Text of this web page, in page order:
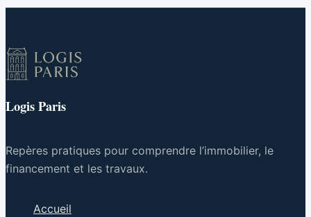
Logis Paris
Repères pratiques pour comprendre l’immobilier, le
financement et les travaux.
Accueil